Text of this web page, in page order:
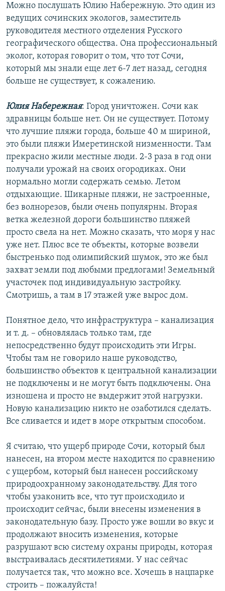
Можно послушать Юлию Набережную. Это один из
ведущих сочинских экологов, заместитель
руководителя местного отделения Русского
географического общества. Она профессиональный
эколог, которая говорит о том, что тот Сочи,
который мы знали еще лет 6-7 лет назад, сегодня
больше не существует, к сожалению.
Юлия Набережная: Город уничтожен. Сочи как
здравницы больше нет. Он не существует. Потому
что лучшие пляжи города, больше 40 м шириной,
это были пляжи Имеретинской низменности. Там
прекрасно жили местные люди. 2-3 раза в год они
получали урожай на своих огородиках. Они
нормально могли содержать семью. Летом
отдыхающие. Шикарные пляжи, не застроенные,
без волнорезов, были очень популярны. Вторая
ветка железной дороги большинство пляжей
просто свела на нет. Можно сказать, что моря у нас
уже нет. Плюс все те объекты, которые возвели
быстренько под олимпийский шумок, это же был
захват земли под любыми предлогами! Земельный
участочек под индивидуальную застройку.
Смотришь, а там в 17 этажей уже вырос дом.
Понятное дело, что инфраструктура – канализация
и т. д. – обновлялась только там, где
непосредственно будут происходить эти Игры.
Чтобы там не говорило наше руководство,
большинство объектов к центральной канализации
не подключены и не могут быть подключены. Она
изношена и просто не выдержит этой нагрузки.
Новую канализацию никто не озаботился сделать.
Все сливается и идет в море открытым способом.
Я считаю, что ущерб природе Сочи, который был
нанесен, на втором месте находится по сравнению
с ущербом, который был нанесен российскому
природоохранному законодательству. Для того
чтобы узаконить все, что тут происходило и
происходит сейчас, были внесены изменения в
законодательную базу. Просто уже вошли во вкус и
продолжают вносить изменения, которые
разрушают всю систему охраны природы, которая
выстраивалась десятилетиями. У нас сейчас
получается так, что можно все. Хочешь в нацпарке
строить – пожалуйста!